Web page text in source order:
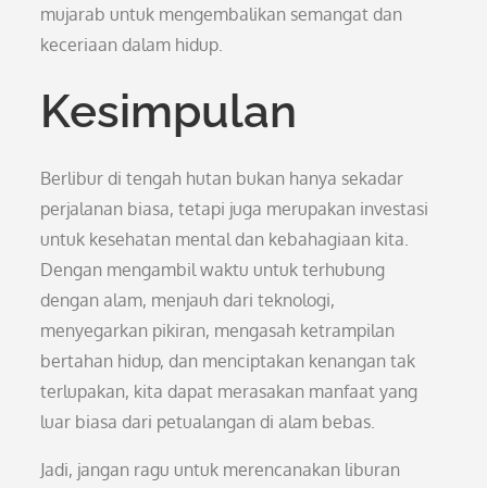
mujarab untuk mengembalikan semangat dan
keceriaan dalam hidup.
Kesimpulan
Berlibur di tengah hutan bukan hanya sekadar
perjalanan biasa, tetapi juga merupakan investasi
untuk kesehatan mental dan kebahagiaan kita.
Dengan mengambil waktu untuk terhubung
dengan alam, menjauh dari teknologi,
menyegarkan pikiran, mengasah ketrampilan
bertahan hidup, dan menciptakan kenangan tak
terlupakan, kita dapat merasakan manfaat yang
luar biasa dari petualangan di alam bebas.
Jadi, jangan ragu untuk merencanakan liburan